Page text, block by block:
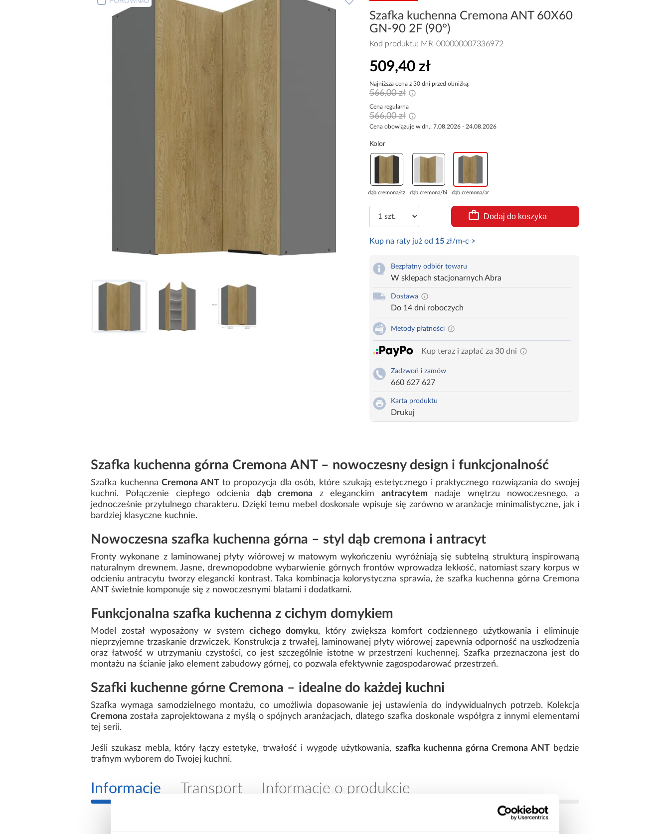
Szafka kuchenna Cremona ANT 60X60
GN-90 2F (90°)
Kod produktu: MR-000000007336972
509,40 zł
Najniższa cena z 30 dni przed obniżką:
566,00 zł
Cena regularna
566,00 zł
Cena obowiązuje w dn.: 7.08.2026 - 24.08.2026
Kolor
dąb cremona/cza...dąb cremona/bia...dąb cremona/ant...
Dodaj do koszyka
Kup na raty już od 15zł/m-c >
Bezpłatny odbiór towaru
W sklepach stacjonarnych Abra
Dostawa
Do 14 dni roboczych
Metody płatności
Kup teraz i zapłać za 30 dni
Zadzwoń i zamów
660 627 627
Karta produktu
Drukuj
Szafka kuchenna górna Cremona ANT – nowoczesny design i funkcjonalność
Szafka kuchennaCremona ANTto propozycja dla osób, które szukają estetycznego i praktycznego rozwiązania do swojej
kuchni. Połączenie ciepłego odcienia dąb cremonaz eleganckimantracytem nadaje wnętrzu nowoczesnego, a
jednocześnie przytulnego charakteru. Dzięki temu mebel doskonale wpisuje się zarówno w aranżacje minimalistyczne, jak i
bardziej klasyczne kuchnie.
Nowoczesna szafka kuchenna górna – styl dąb cremona i antracyt
Fronty wykonane z laminowanej płyty wiórowej w matowym wykończeniu wyróżniają się subtelną strukturą inspirowaną
naturalnym drewnem. Jasne, drewnopodobne wybarwienie górnych frontów wprowadza lekkość, natomiast szary korpus w
odcieniu antracytu tworzy elegancki kontrast. Taka kombinacja kolorystyczna sprawia, że szafka kuchenna górna Cremona
ANT świetnie komponuje się z nowoczesnymi blatami i dodatkami.
Funkcjonalna szafka kuchenna z cichym domykiem
Model został wyposażony w systemcichego domyku, który zwiększa komfort codziennego użytkowania i eliminuje
nieprzyjemne trzaskanie drzwiczek. Konstrukcja z trwałej, laminowanej płyty wiórowej zapewnia odporność na uszkodzenia
oraz łatwość w utrzymaniu czystości, co jest szczególnie istotne w przestrzeni kuchennej. Szafka przeznaczona jest do
montażu na ścianie jako element zabudowy górnej, co pozwala efektywnie zagospodarować przestrzeń.
Szafki kuchenne górne Cremona – idealne do każdej kuchni
Szafka wymaga samodzielnego montażu, co umożliwia dopasowanie jej ustawienia do indywidualnych potrzeb. Kolekcja
Cremona została zaprojektowana z myślą o spójnych aranżacjach, dlatego szafka doskonale współgra z innymi elementami
tej serii.
Jeśli szukasz mebla, który łączy estetykę, trwałość i wygodę użytkowania, szafka kuchenna górna Cremona ANTbędzie
trafnym wyborem do Twojej kuchni.
Informacje Transport Informacje o produkcie